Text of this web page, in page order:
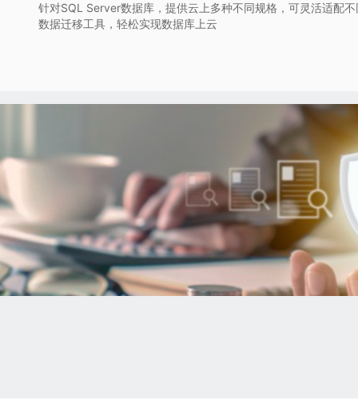
针对SQL Server数据库，提供云上多种不同规格，可灵活适配
数据迁移工具，轻松实现数据库上云